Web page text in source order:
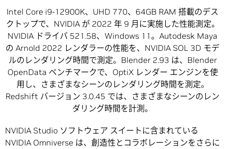
Intel Core i9-12900K、UHD 770、64GB RAM 搭載のデス
クトップで、NVIDIA が 2022 年 9 月に実施した性能測定。
NVIDIA ドライバ 521.58、Windows 11。Autodesk Maya
の Arnold 2022 レンダラーの性能を、NVIDIA SOL 3D モデ
ルのレンダリング時間で測定。Blender 2.93 は、Blender
OpenData ベンチマークで、OptiX レンダー エンジンを使
用し、さまざまなシーンのレンダリング時間を測定。
Redshift バージョン 3.0.45 では、さまざまなシーンのレン
ダリング時間を計測。
NVIDIA Studio ソフトウェア スイートに含まれている
NVIDIA Omniverse は、創造性とコラボレーションをさらに